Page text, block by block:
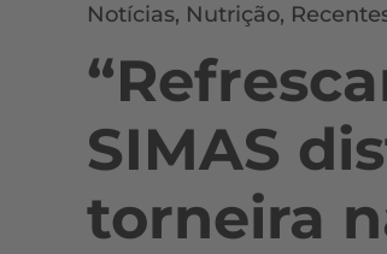
Notícias, Nutrição,
SIMAS
torneira